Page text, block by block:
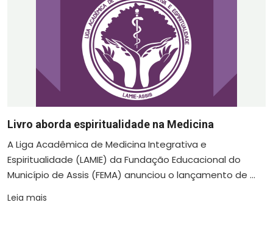
Livro aborda espiritualidade na Medicina
A Liga Acadêmica de Medicina Integrativa e
Espiritualidade (LAMIE) da Fundação Educacional do
Município de Assis (FEMA) anunciou o lançamento de ...
Leia mais